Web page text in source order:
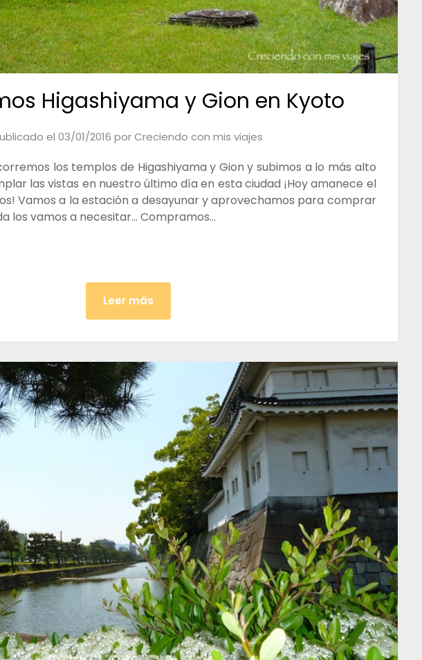
Higashiyama y Gion en Kyoto
el03/01/2016 porCreciendo con mis viajes
los templos de Higashiyama y Gion y subimos a lo más alto
las vistas en nuestro último día en esta ciudad ¡Hoy amanece el
Vamos a la estación a desayunar y aprovechamos para comprar
los vamos a necesitar… Compramos…
Leer más